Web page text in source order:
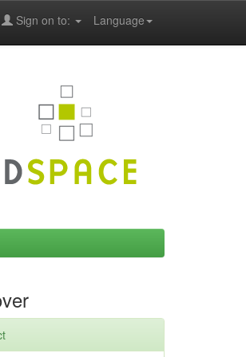
Language
Sign on to: